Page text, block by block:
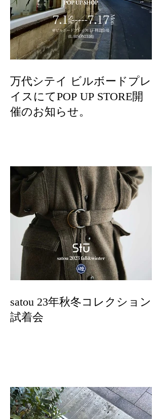
万代シテイ ビルボードプレ
イスにてPOP UP STORE開
催のお知らせ。
satou 23年秋冬コレクション
試着会